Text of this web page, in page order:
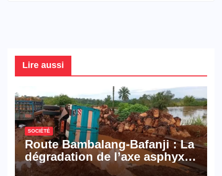
Lire aussi
SOCIÉTÉ
Route Bambalang-Bafanji : La
dégradation de l’axe asphyxie
les activités économiques